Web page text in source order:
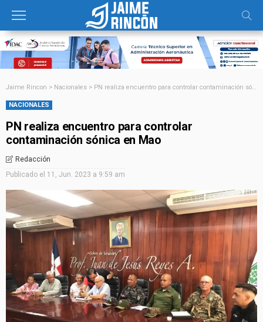
Jaime Rincon > Nacionales > PN realiza encuentro para controlar contaminación sónica en Mao
NACIONALES
PN realiza encuentro para controlar
contaminación sónica en Mao
Redacción
Publicado el 11, Jun. 2023 a 9:59 am